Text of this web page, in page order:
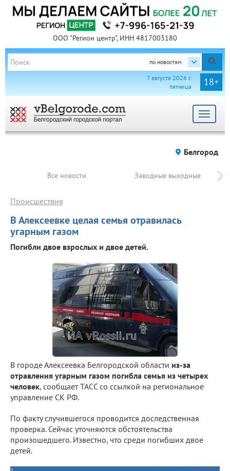
ООО "Регион центр", ИНН 4817003180
по новостям
18+
7 августа 2026 г.
пятница
Toggle
Белгород
Все новости Заводные выходные
В Алексеевке целая семья отравилась
угарным газом
Происшествия
Погибли двое взрослых и двое детей.
В городе Алексеевка Белгородской области из-за
отравления угарным газом погибла семья из четырех
человек, сообщает ТАСС со ссылкой на региональное
управление СК РФ.
По факту случившегося проводится доследственная
проверка. Сейчас уточняются обстоятельства
произошедшего. Известно, что среди погибших двое
детей.